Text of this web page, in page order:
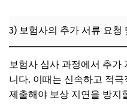
3) 보험사의 추가 서류 요청
보험사 심사 과정에서 추가
니다. 이때는 신속하고 적
제출해야 보상 지연을 방지